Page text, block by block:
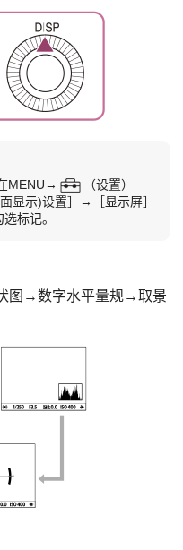
MENU→ （设置）
显示)设置］ →
［显示屏］
选标记。
图 →数字水平量规→取景